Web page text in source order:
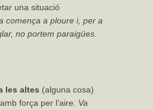
una situació
comença a ploure i, per a
no portem paraigües.
les altes (alguna cosa)
força per l’aire. Va